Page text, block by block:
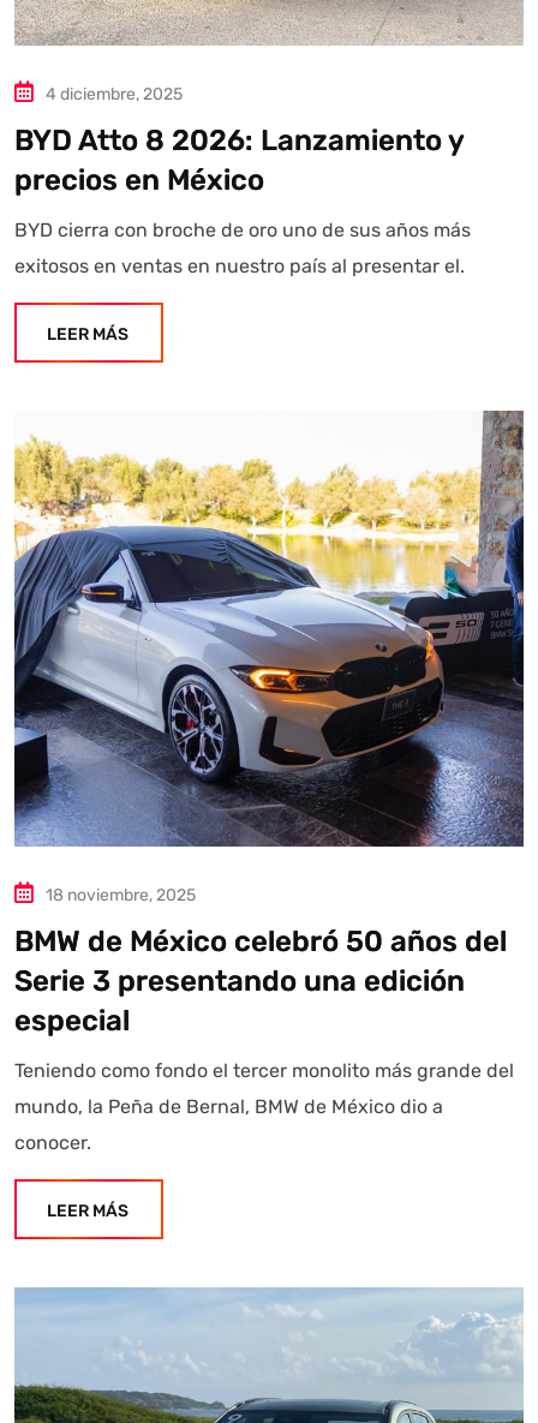
4 diciembre, 2025
BYD Atto 8 2026: Lanzamiento y
precios en México
BYD cierra con broche de oro uno de sus años más
exitosos en ventas en nuestro país al presentar el.
LEER MÁS
18 noviembre, 2025
BMW de México celebró 50 años del
Serie 3 presentando una edición
especial
Teniendo como fondo el tercer monolito más grande del
mundo, la Peña de Bernal, BMW de México dio a
conocer.
LEER MÁS